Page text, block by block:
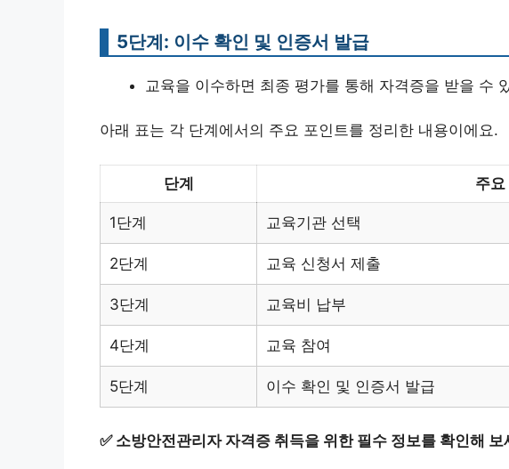
5단계: 이수 확인 및 인증서 발급
교육을 이수하면 최종 평가를 통해 자격증을 받을 수
아래 표는 각 단계에서의 주요 포인트를 정리한 내용이에요.
단계 주
1단계 교육기관 선택
2단계 교육 신청서 제출
3단계 교육비 납부
4단계 교육 참여
5단계 이수 확인 및 인증서 발급
✅ 소방안전관리자 자격증 취득을 위한 필수 정보를 확인해 보